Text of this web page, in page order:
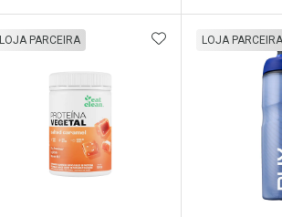
FECHAR
Laboratório
FECHAR
Por Menos Por
LOJA PARCEIRA ADICIONAR AOS
LOJA PARCEIRA